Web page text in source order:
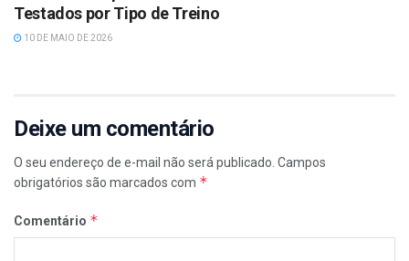
Testados por Tipo de Treino
10 DE MAIO DE 2026
Deixe um comentário
O seu endereço de e-mail não será publicado. Campos
obrigatórios são marcados com *
Comentário *